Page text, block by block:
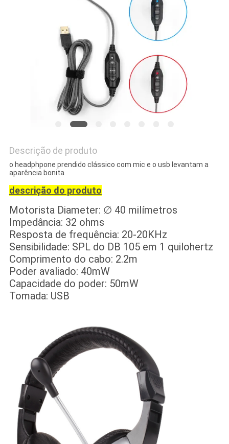
Descrição de produto
o headphpone prendido clássico com mic e o usb levantam a
aparência bonita
descrição do produto
Motorista Diameter: ∅ 40 milímetros
Impedância: 32 ohms
Resposta de frequência: 20-20KHz
Sensibilidade: SPL do DB 105 em 1 quilohertz
Comprimento do cabo: 2.2m
Poder avaliado: 40mW
Capacidade do poder: 50mW
Tomada: USB